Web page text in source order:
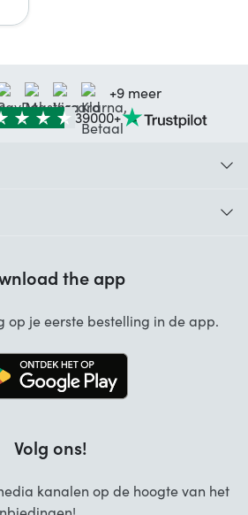
+9 meer
39000+
the app
op je eerste bestelling in de app.
Volg ons!
kanalen op de hoogte van het